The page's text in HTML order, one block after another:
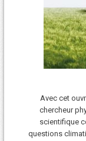
Avec cet
chercheur
scientifique
questions